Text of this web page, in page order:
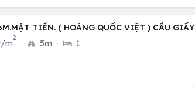
TIỀN. ( HOÀNG QUỐC VIỆT ) CẦU GIẤY
m
2
· 5m · 1